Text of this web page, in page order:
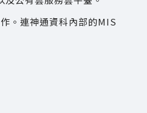
。連神通資科內部的MIS